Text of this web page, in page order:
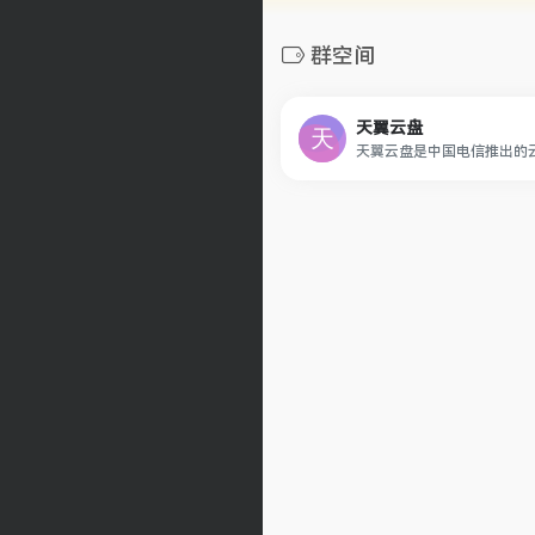
群空间
天翼云盘